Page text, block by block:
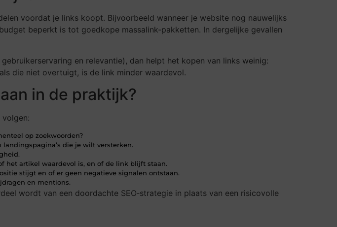
voordat je links koopt. Bijvoorbeeld wanneer je website nog nauwelijks
beperkt is tot goedkope massalink-pakketten. In dergelijke gevallen
en relevantie), dan helpt het kopen van links weinig:
die niet overtuigt, is de link minder waardevol.
in de praktijk?
op zoekwoorden?
landingspagina’s die je wilt versterken.
het artikel waardevol is, en of de link blijft staan.
stijgt en of er geen negatieve signalen ontstaan.
en mentions.
wordt van een doordachte SEO‑strategie in plaats van een risicovolle